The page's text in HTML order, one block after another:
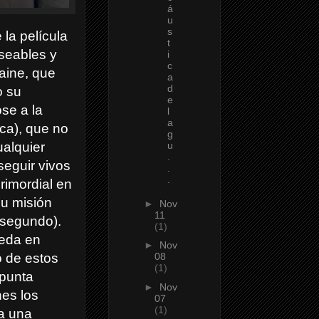
la película
y
que
su
a la
que no
vivos
en
misión
en
de estos
los
una
á
u
s
t
i
c
a
d
e
l
a
g
u
.
.
.
► Nov
11
(1)
► Nov
08
(1)
► Nov
07
(1)